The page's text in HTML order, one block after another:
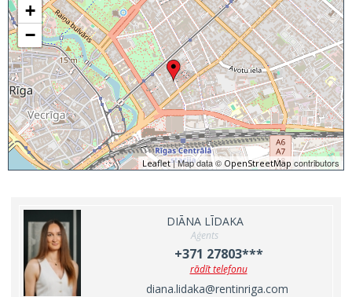
+
−
Leaflet| Map data © OpenStreetMap contributors
DIĀNA LĪDAKA
Aģents
+371 27803***
rādīt telefonu
diana.lidaka@rentinriga.com